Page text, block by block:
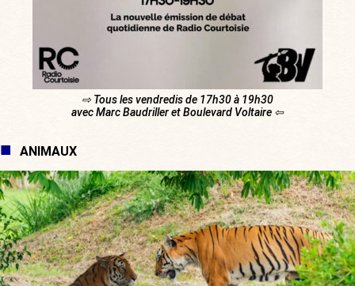
⇨ Tous les vendredis de 17h30 à 19h30
avec Marc Baudriller et Boulevard Voltaire ⇦
ANIMAUX